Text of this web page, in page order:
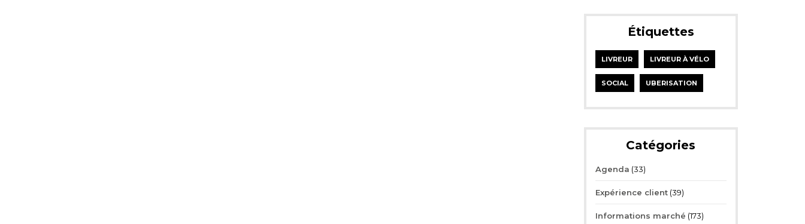
Étiquettes
LIVREUR LIVREUR À VÉLO
SOCIAL UBERISATION
Catégories
Agenda (33)
Expérience client(39)
Informations marché (173)